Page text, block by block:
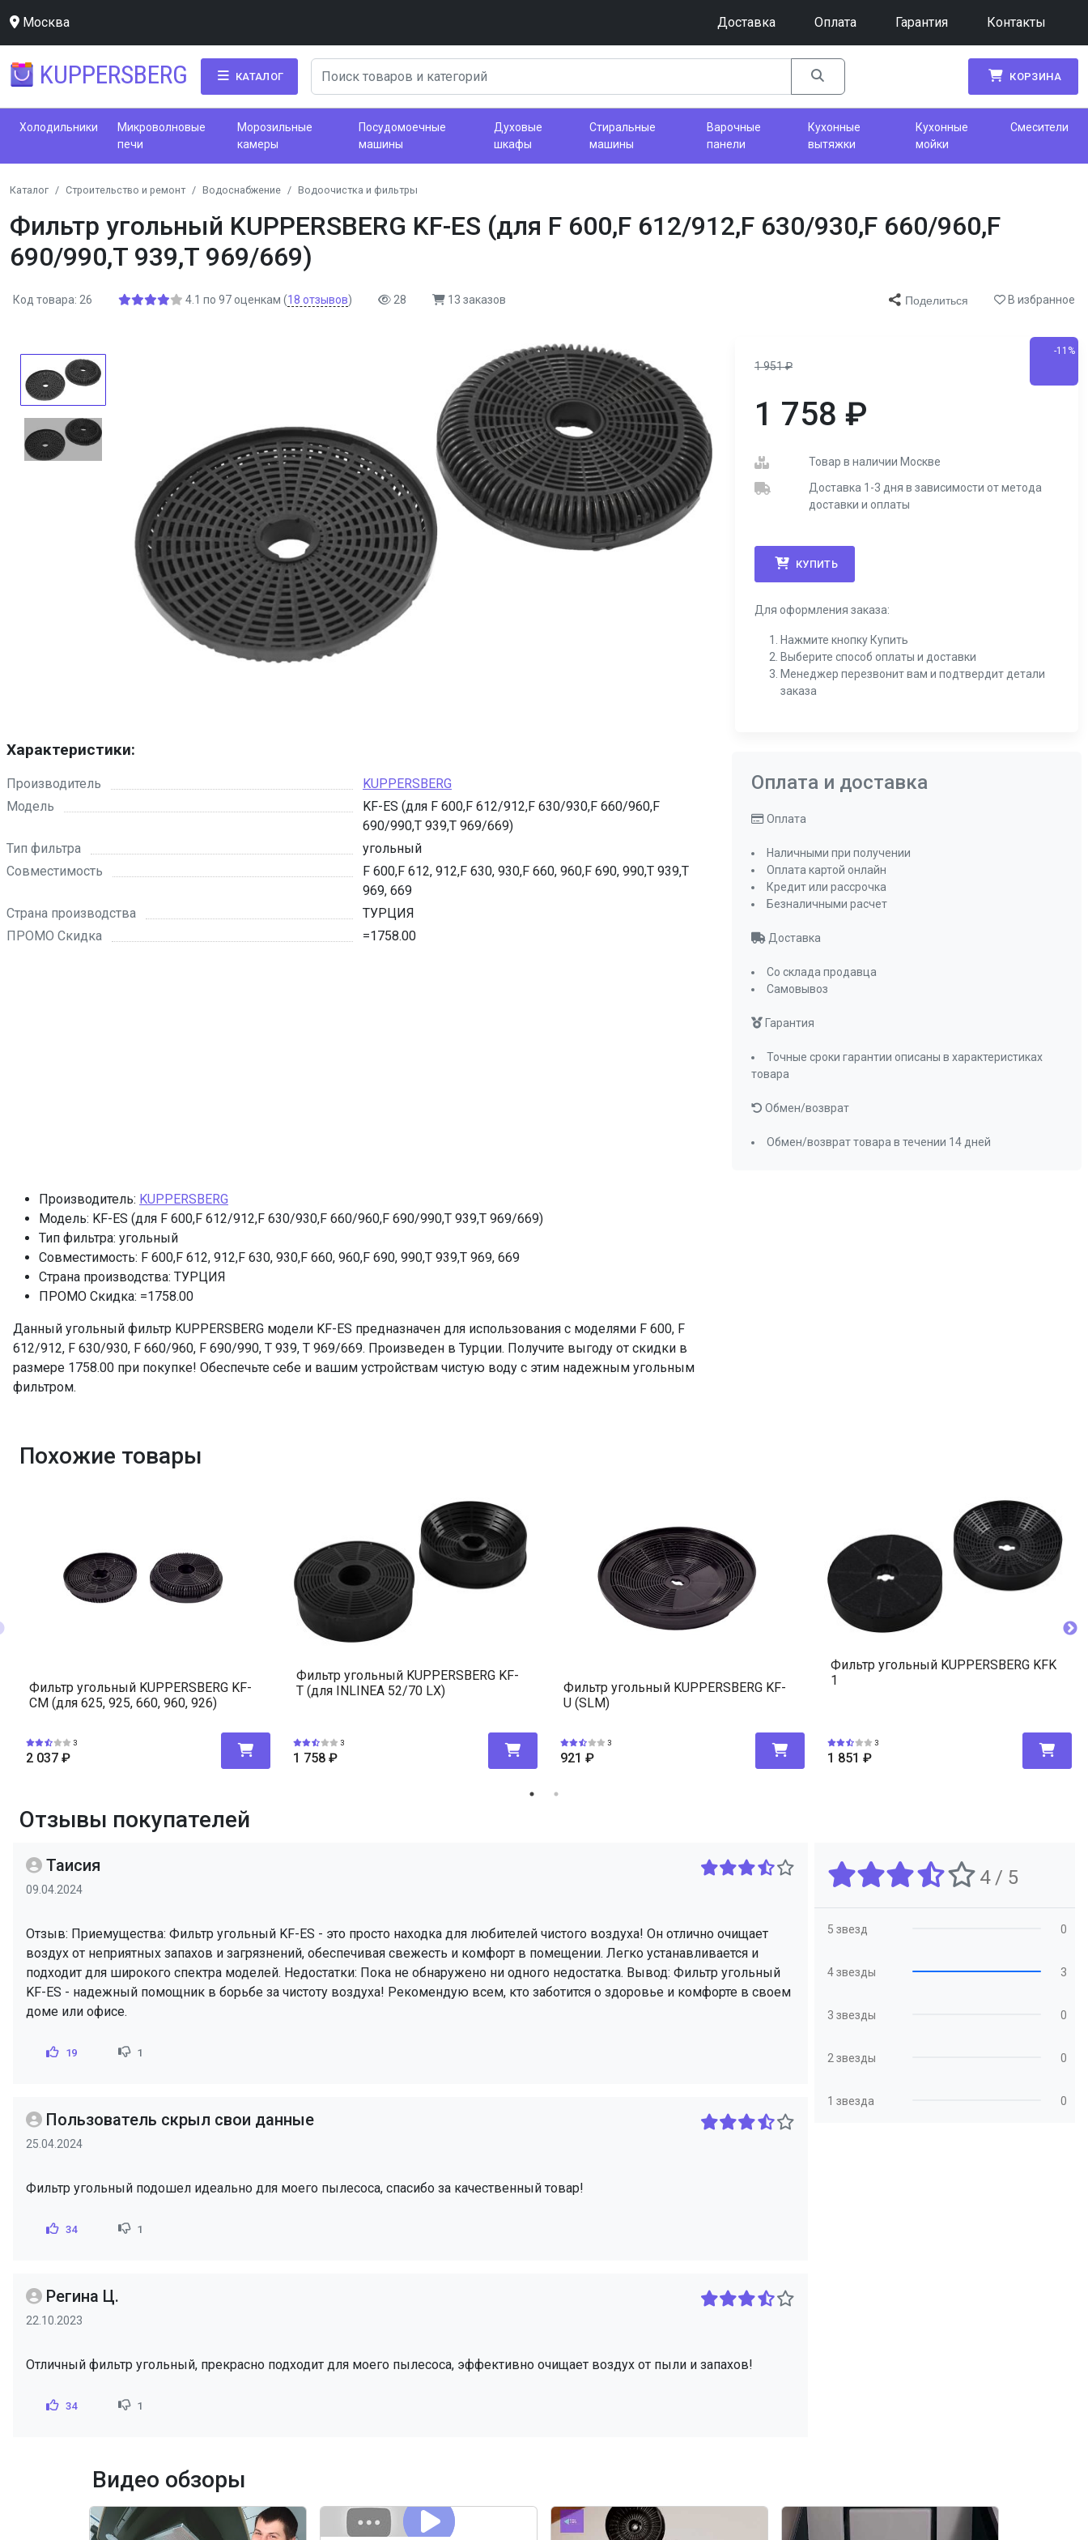
Москва Доставка Оплата Гарантия Контакты
KUPPERSBERG КАТАЛОГ КОРЗИНА
Холодильники
Микроволновые
печи
Морозильные
камеры
Посудомоечные
машины
Духовые
шкафы
Стиральные
машины
Варочные
панели
Кухонные
вытяжки
Кухонные
мойки
Смесители
Каталог Строительство и ремонт Водоснабжение Водоочистка и фильтры
Фильтр угольный KUPPERSBERG KF-ES (для F 600,F 612/912,F 630/930,F 660/960,F
690/990,T 939,T 969/669)
Код товара: 26 4.1 по 97 оценкам (18 отзывов) 28 13 заказов Поделиться В избранное
1 951₽
-11%
1 758 ₽
Товар в наличии Москве
Доставка 1-3 дня в зависимости от метода
доставки и оплаты
КУПИТЬ
Для оформления заказа:
Нажмите кнопку Купить
Выберите способ оплаты и доставки
Менеджер перезвонит вам и подтвердит детали
заказа
Характеристики:
Производитель
KUPPERSBERG
Модель
KF-ES (для F 600,F 612/912,F 630/930,F 660/960,F
690/990,T 939,T 969/669)
Тип фильтра
угольный
Совместимость
F 600,F 612, 912,F 630, 930,F 660, 960,F 690, 990,T 939,T
969, 669
Страна производства
ТУРЦИЯ
ПРОМО Скидка
=1758.00
Производитель: KUPPERSBERG
Модель: KF-ES (для F 600,F 612/912,F 630/930,F 660/960,F 690/990,T 939,T 969/669)
Тип фильтра: угольный
Совместимость: F 600,F 612, 912,F 630, 930,F 660, 960,F 690, 990,T 939,T 969, 669
Страна производства: ТУРЦИЯ
ПРОМО Скидка: =1758.00
Данный угольный фильтр KUPPERSBERG модели KF-ES предназначен для использования с моделями F 600, F
612/912, F 630/930, F 660/960, F 690/990, T 939, T 969/669. Произведен в Турции. Получите выгоду от скидки в
размере 1758.00 при покупке! Обеспечьте себе и вашим устройствам чистую воду с этим надежным угольным
фильтром.
Оплата и доставка
Оплата
Наличными при получении
Оплата картой онлайн
Кредит или рассрочка
Безналичными расчет
Доставка
Со склада продавца
Самовывоз
Гарантия
Точные сроки гарантии описаны в характеристиках
товара
Обмен/возврат
Обмен/возврат товара в течении 14 дней
Похожие товары
Фильтр угольный KUPPERSBERG KF-
CM (для 625, 925, 660, 960, 926)
3
2 037 ₽
Фильтр угольный KUPPERSBERG KF-
T (для INLINEA 52/70 LX)
3
1 758 ₽
Фильтр угольный KUPPERSBERG KF-
U (SLM)
3
921 ₽
Фильтр угольный KUPPERSBERG KFK
1
3
1 851 ₽
Отзывы покупателей
Таисия
09.04.2024
Отзыв: Приемущества: Фильтр угольный KF-ES - это просто находка для любителей чистого воздуха! Он отлично очищает
воздух от неприятных запахов и загрязнений, обеспечивая свежесть и комфорт в помещении. Легко устанавливается и
подходит для широкого спектра моделей. Недостатки: Пока не обнаружено ни одного недостатка. Вывод: Фильтр угольный
KF-ES - надежный помощник в борьбе за чистоту воздуха! Рекомендую всем, кто заботится о здоровье и комфорте в своем
доме или офисе.
19 1
Пользователь скрыл свои данные
25.04.2024
Фильтр угольный подошел идеально для моего пылесоса, спасибо за качественный товар!
34 1
Регина Ц.
22.10.2023
Отличный фильтр угольный, прекрасно подходит для моего пылесоса, эффективно очищает воздух от пыли и запахов!
34 1
4 / 5
5 звезд 0
4 звезды 3
3 звезды 0
2 звезды 0
1 звезда 0
Видео обзоры